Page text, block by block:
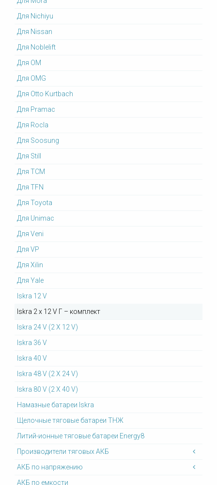
Для Nichiyu
Для Nissan
Для Noblelift
Для OM
Для OMG
Для Otto Kurtbach
Для Pramac
Для Rocla
Для Soosung
Для Still
Для TCM
Для TFN
Для Toyota
Для Unimac
Для Veni
Для VP
Для Xilin
Для Yale
Iskra 12 V
Iskra 2 x 12 V Г – комплект
Iskra 24 V (2 X 12 V)
Iskra 36 V
Iskra 40 V
Iskra 48 V (2 X 24 V)
Iskra 80 V (2 X 40 V)
Намазные батареи Iskra
Щелочные тяговые батареи ТНЖ
Литий-ионные тяговые батареи Energy8
Производители тяговых АКБ
АКБ по напряжению
АКБ по емкости